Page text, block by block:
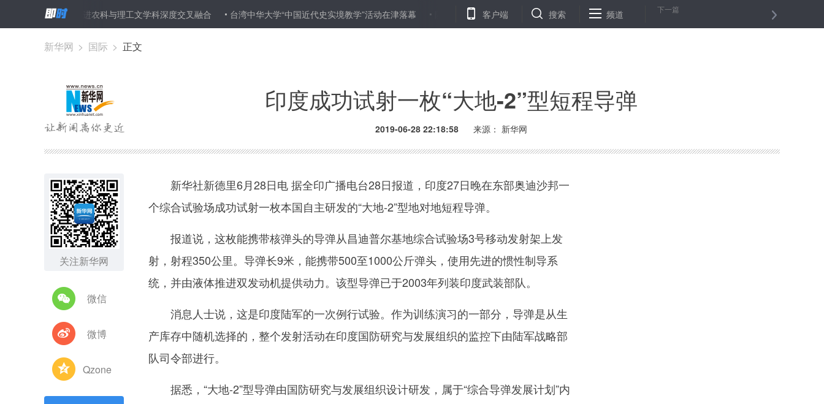
农科建设 推进农科与理工文学科深度交叉融合 台湾中华大学“中国近代史实境教学”活动在津落幕 陕西省汉中市政协主席王隆庆接受纪律审查和监察调查 7月一波新规与你我有关 上海红色文化图谱发
客户端 搜索 频道 下一篇
新华网 > 国际 > 正文
印度成功试射一枚“大地-2”型短程导弹
2019-06-28 22:18:58 来源： 新华网
关注新华网
微信
微博
Qzone
新华社新德里6月28日电 据全印广播电台28日报道，印度27日晚在东部奥迪沙邦一
个综合试验场成功试射一枚本国自主研发的“大地-2”型地对地短程导弹。
报道说，这枚能携带核弹头的导弹从昌迪普尔基地综合试验场3号移动发射架上发
射，射程350公里。导弹长9米，能携带500至1000公斤弹头，使用先进的惯性制导系
统，并由液体推进双发动机提供动力。该型导弹已于2003年列装印度武装部队。
消息人士说，这是印度陆军的一次例行试验。作为训练演习的一部分，导弹是从生
产库存中随机选择的，整个发射活动在印度国防研究与发展组织的监控下由陆军战略部
队司令部进行。
据悉，“大地-2”型导弹由国防研究与发展组织设计研发，属于“综合导弹发展计划”内